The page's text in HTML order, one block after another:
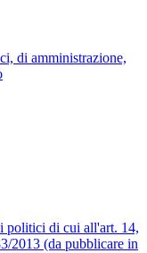
di amministrazione,
politici di cui all'art. 14,
2013 (da pubblicare in